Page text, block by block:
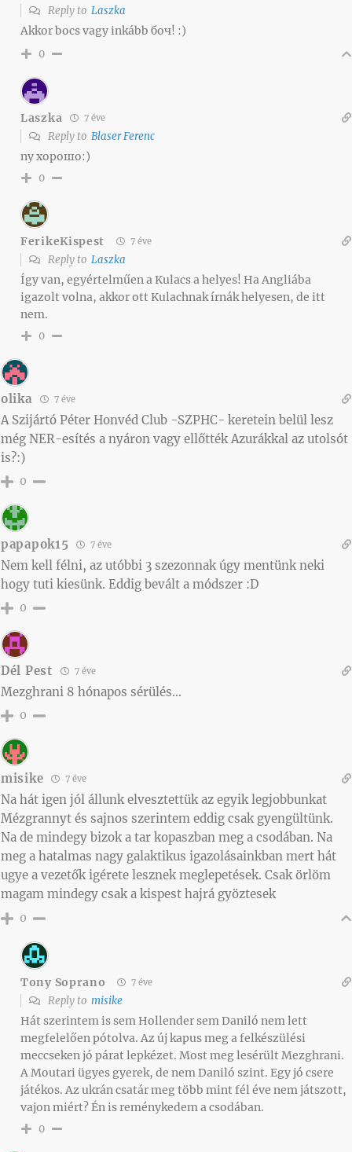
Reply to Laszka
Akkor bocs vagy inkább боч! :)
0
Laszka 7 éve
Reply to Blaser Ferenc
ny хорошо:)
0
FerikeKispest 7 éve
Reply to Laszka
Így van, egyértelműen a Kulacs a helyes! Ha Angliába
igazolt volna, akkor ott Kulachnak írnák helyesen, de itt
nem.
0
olika 7 éve
A Szijártó Péter Honvéd Club -SZPHC- keretein belül lesz
még NER-esítés a nyáron vagy ellőtték Azurákkal az utolsót
is?:)
0
papapok15 7 éve
Nem kell félni, az utóbbi 3 szezonnak úgy mentünk neki
hogy tuti kiesünk. Eddig bevált a módszer :D
0
Dél Pest 7 éve
Mezghrani 8 hónapos sérülés…
0
misike 7 éve
Na hát igen jól állunk elvesztettük az egyik legjobbunkat
Mézgrannyt és sajnos szerintem eddig csak gyengültünk.
Na de mindegy bizok a tar kopaszban meg a csodában. Na
meg a hatalmas nagy galaktikus igazolásainkban mert hát
ugye a vezetők igérete lesznek meglepetések. Csak örlöm
magam mindegy csak a kispest hajrá gyöztesek
0
Tony Soprano 7 éve
Reply to misike
Hát szerintem is sem Hollender sem Daniló nem lett
megfelelően pótolva. Az új kapus meg a felkészülési
meccseken jó párat lepkézet. Most meg lesérült Mezghrani.
A Moutari ügyes gyerek, de nem Daniló szint. Egy jó csere
játékos. Az ukrán csatár meg több mint fél éve nem játszott,
vajon miért? Én is reménykedem a csodában.
0